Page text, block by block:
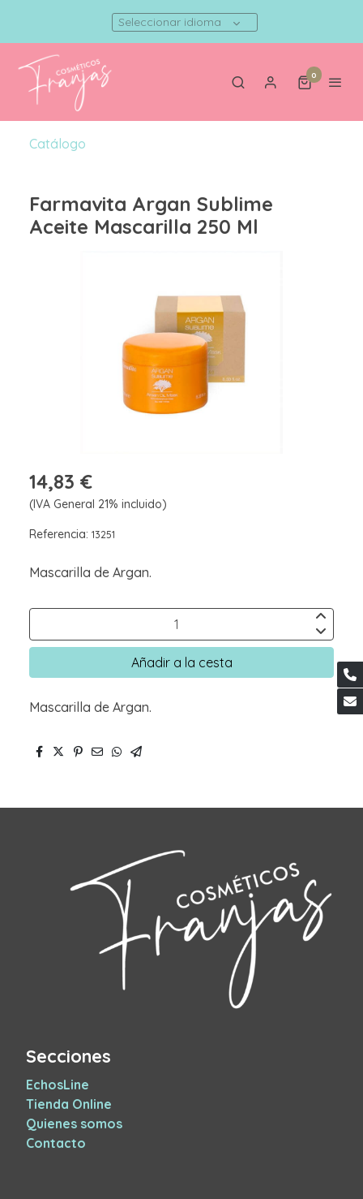
Seleccionar idioma
0
Catálogo
Farmavita Argan Sublime
Aceite Mascarilla 250 Ml
14,83 €
(IVA General 21% incluido)
Referencia: 13251
Mascarilla de Argan.
Añadir a la cesta
Mascarilla de Argan.
Secciones
EchosLine
Tienda Online
Quienes somos
Contacto